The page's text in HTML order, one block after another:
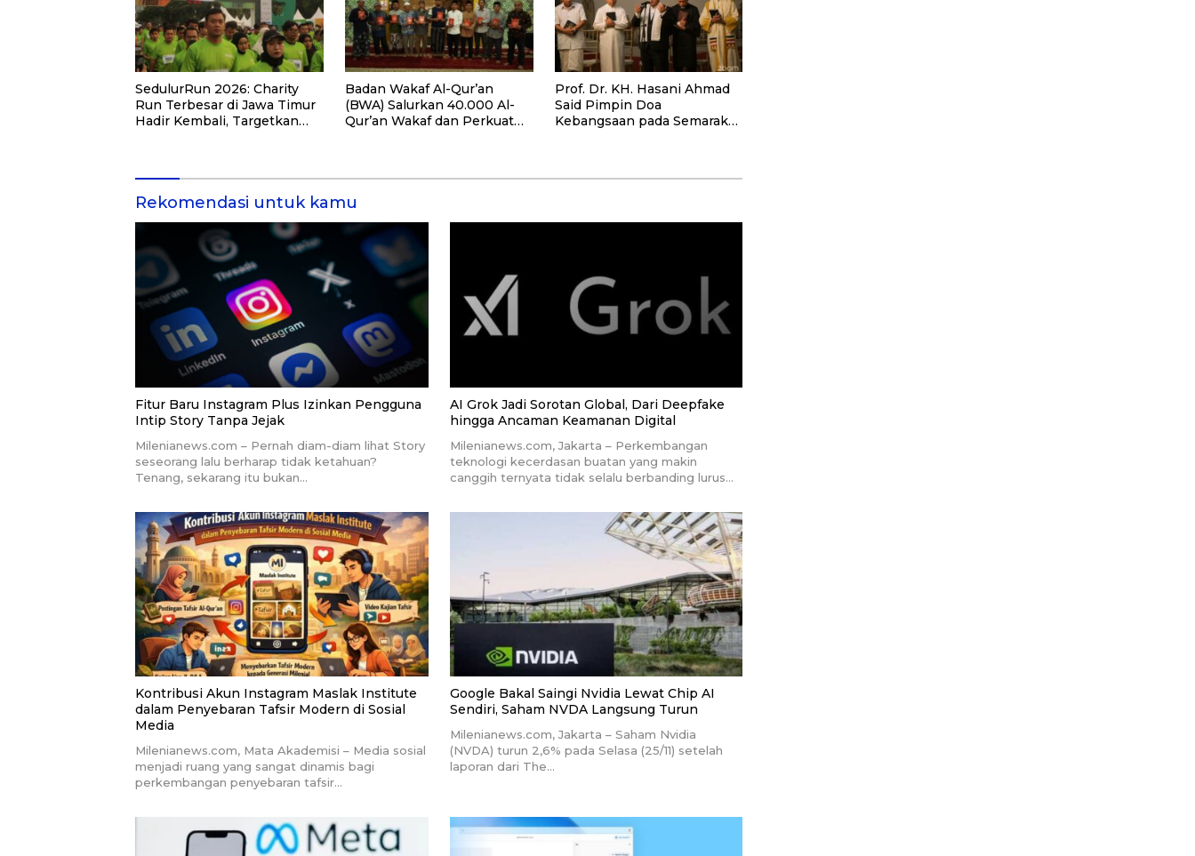
SedulurRun 2026: Charity
Run Terbesar di Jawa Timur
Hadir Kembali, Targetkan
Badan Wakaf Al-Qur’an
(BWA) Salurkan 40.000 Al-
Qur’an Wakaf dan Perkuat
Prof. Dr. KH. Hasani Ahmad
Said Pimpin Doa
Kebangsaan pada Semarak
Rekomendasi untuk kamu
Fitur Baru Instagram Plus Izinkan Pengguna
Intip Story Tanpa Jejak
Milenianews.com – Pernah diam-diam lihat Story
seseorang lalu berharap tidak ketahuan?
Tenang, sekarang itu bukan…
AI Grok Jadi Sorotan Global, Dari Deepfake
hingga Ancaman Keamanan Digital
Milenianews.com, Jakarta – Perkembangan
teknologi kecerdasan buatan yang makin
canggih ternyata tidak selalu berbanding lurus…
Kontribusi Akun Instagram Maslak Institute
dalam Penyebaran Tafsir Modern di Sosial
Media
Milenianews.com, Mata Akademisi – Media sosial
menjadi ruang yang sangat dinamis bagi
perkembangan penyebaran tafsir…
Google Bakal Saingi Nvidia Lewat Chip AI
Sendiri, Saham NVDA Langsung Turun
Milenianews.com, Jakarta – Saham Nvidia
(NVDA) turun 2,6% pada Selasa (25/11) setelah
laporan dari The…